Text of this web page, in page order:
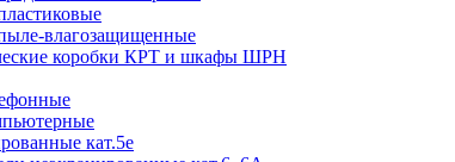
влагозащищенные
коробки КРТ и шкафы ШРН
кат.5е